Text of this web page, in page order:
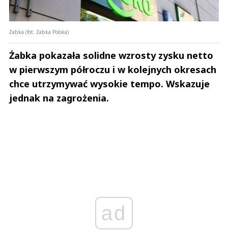
Żabka (fot. Żabka Polska)
Żabka pokazała solidne wzrosty zysku netto
w pierwszym półroczu i w kolejnych okresach
chce utrzymywać wysokie tempo. Wskazuje
jednak na zagrożenia.
ad